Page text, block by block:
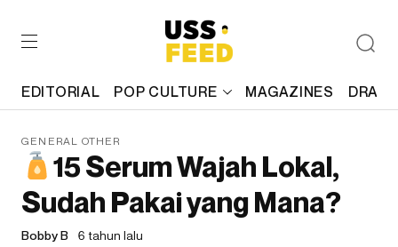
EDITORIAL POP CULTURE MAGAZINES
GENERAL OTHER
15 Serum Wajah Lokal,
Sudah Pakai yang Mana?
Bobby B 6 tahun lalu